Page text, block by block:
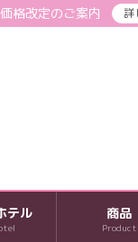
格改定のご案内
詳
テル 商品
Product